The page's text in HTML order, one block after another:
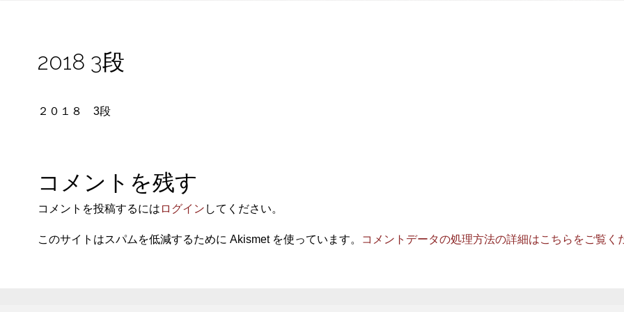
2018 3段
２０１８ 3段
コメントを残す
コメントを投稿するには ログイン してください。
このサイトはスパムを低減するために Akismet を使っています。 コメントデータの処理方法の詳細はこちらをご覧く